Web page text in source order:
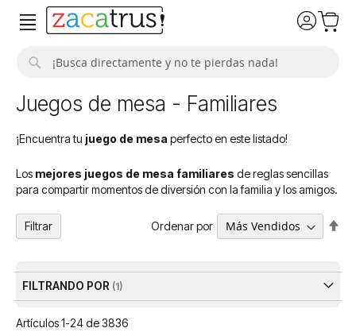
Juegos de mesa - Familiares
¡Encuentra tu juego de mesa perfecto en este listado!
Los mejores juegos de mesa familiares de reglas sencillas
para compartir momentos de diversión con la familia y los amigos.
Artículos1-24de3836
Ordenar por
Filtrar
FILTRANDO POR